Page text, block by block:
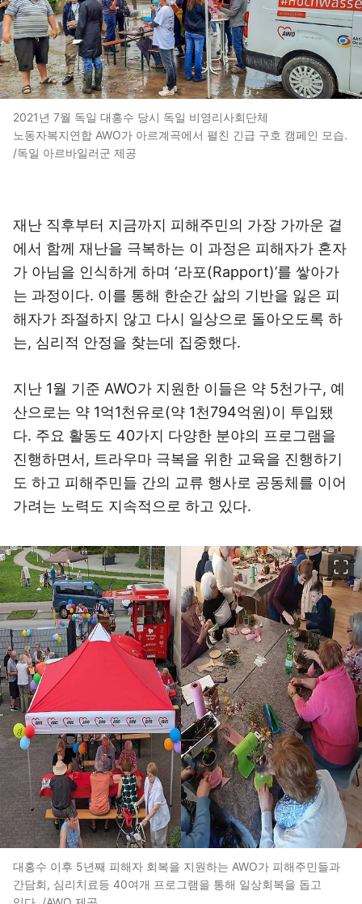
2021년 7월 독일 대홍수 당시 독일 비영리사회단체
노동자복지연합 AWO가 아르계곡에서 펼친 긴급 구호 캠페인 모습.
/독일 아르바일러군 제공
재난 직후부터 지금까지 피해주민의 가장 가까운 곁
에서 함께 재난을 극복하는 이 과정은 피해자가 혼자
가 아님을 인식하게 하며 ‘라포(Rapport)’를 쌓아가
는 과정이다. 이를 통해 한순간 삶의 기반을 잃은 피
해자가 좌절하지 않고 다시 일상으로 돌아오도록 하
는, 심리적 안정을 찾는데 집중했다.
지난 1월 기준 AWO가 지원한 이들은 약 5천가구, 예
산으로는 약 1억1천유로(약 1천794억원)이 투입됐
다. 주요 활동도 40가지 다양한 분야의 프로그램을
진행하면서, 트라우마 극복을 위한 교육을 진행하기
도 하고 피해주민들 간의 교류 행사로 공동체를 이어
가려는 노력도 지속적으로 하고 있다.
대홍수 이후 5년째 피해자 회복을 지원하는 AWO가 피해주민들과
간담회, 심리치료등 40여개 프로그램을 통해 일상회복을 돕고